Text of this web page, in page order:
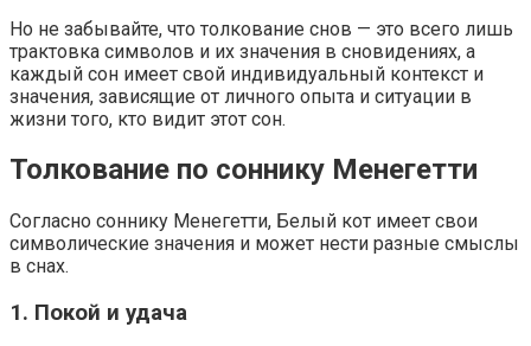
Но не забывайте, что толкование снов — это всего лишь
трактовка символов и их значения в сновидениях, а
каждый сон имеет свой индивидуальный контекст и
значения, зависящие от личного опыта и ситуации в
жизни того, кто видит этот сон.
Толкование по соннику Менегетти
Согласно соннику Менегетти, Белый кот имеет свои
символические значения и может нести разные смыслы
в снах.
1. Покой и удача